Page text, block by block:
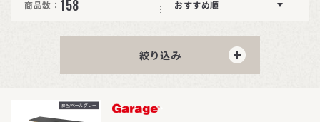
商品数： 158 おすすめ順
絞り込み
>